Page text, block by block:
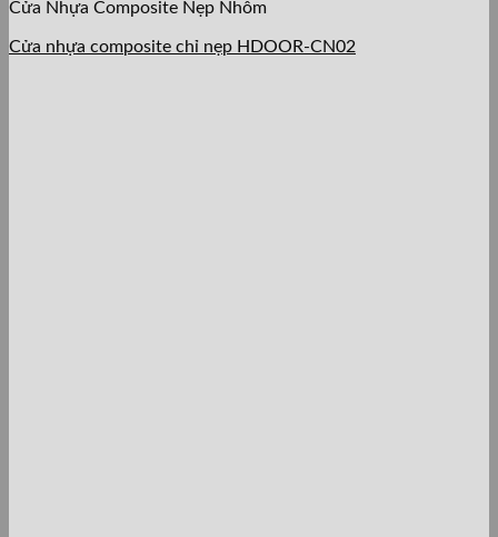
Cửa Nhựa Composite Nẹp Nhôm
Cửa nhựa composite chỉ nẹp HDOOR-CN02